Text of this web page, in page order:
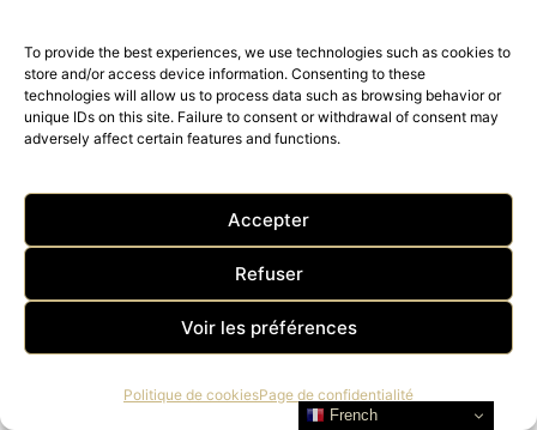
To provide the best experiences, we use technologies such as cookies to
store and/or access device information. Consenting to these
technologies will allow us to process data such as browsing behavior or
unique IDs on this site. Failure to consent or withdrawal of consent may
adversely affect certain features and functions.
Accepter
Refuser
Voir les préférences
Politique de cookiesPage de confidentialité
Lorem ipsum dolor sit amet, consectetur
adipiscing elit. Suspendisse pharetra arcu
gravida lectus a luctus. Nunc in eros at
lectus ultricies tempor. Nulla facilisi. Etiam
id imperdiet ante, eget fringilla purus.
Maecenas feugiat magna in venenatis
lobortis. Pellentesque viverra, mi ut
ornare tristique, turpis purus suscipit
lectus, eu sodales dolor justo eu ex.
French